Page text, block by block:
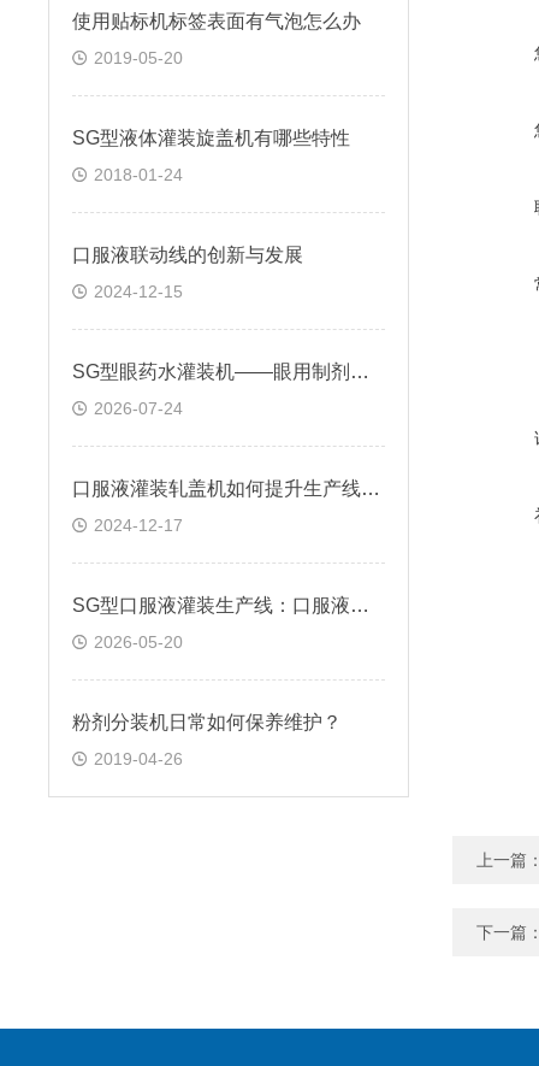
上一篇
下一篇
使用贴标机标签表面有气泡怎么办
2019-05-20
SG型液体灌装旋盖机有哪些特性
2018-01-24
口服液联动线的创新与发展
2024-12-15
SG型眼药水灌装机——眼用制剂分装的机型
2026-07-24
口服液灌装轧盖机如何提升生产线的整体效率
2024-12-17
SG型口服液灌装生产线：口服液生产的核心力量
2026-05-20
粉剂分装机日常如何保养维护？
2019-04-26